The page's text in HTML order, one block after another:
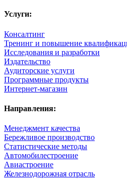
Услуги:
Консалтинг
Тренинг и повышение
Исследования и разработки
Издательство
Аудиторские услуги
Программные продукты
Интернет-магазин
Направления:
Менеджмент качества
Бережливое производство
Статистические методы
Автомобилестроение
Авиастроение
Железнодорожная отрасль